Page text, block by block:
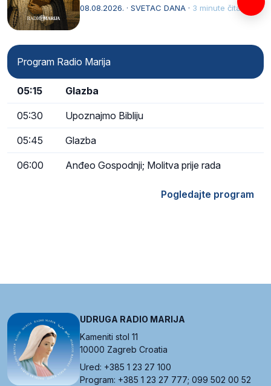
Svojim životom, dubokom ljubavlju prema
08.08.2026. · SVETAC DANA · 3 minute čitanja
Program Radio Marija
05:15 Glazba
05:30 Upoznajmo Bibliju
05:45 Glazba
06:00 Anđeo Gospodnji; Molitva prije rada
Pogledajte program
UDRUGA RADIO MARIJA
Kameniti stol 11
10000 Zagreb Croatia
Ured: +385 1 23 27 100
Program: +385 1 23 27 777; 099 502 00 52